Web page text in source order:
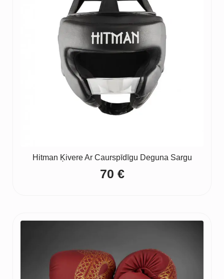
Hitman Ķivere Ar Caurspīdīgu Deguna Sargu
70 €